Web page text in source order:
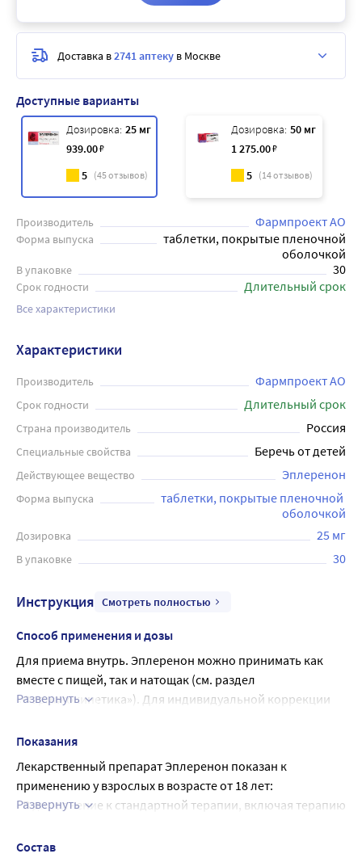
Доступные варианты
Дозировка: 25 мг
939.00₽
5 (45отзывов)
Дозировка: 50 мг
1 275.00₽
5 (14отзывов)
Производитель Фармпроект АО
Форма выпуска
таблетки, покрытые пленочной
оболочкой
В упаковке 30
Срок годности Длительный срок
Все характеристики
Доставка в2741 аптеку в Москве
Характеристики
Производитель Фармпроект АО
Срок годности Длительный срок
Страна производитель Россия
Специальные свойства Беречь от детей
Действующее вещество Эплеренон
Форма выпуска
таблетки, покрытые пленочной
оболочкой
Дозировка 25 мг
В упаковке 30
Инструкция Смотреть полностью
Способ применения и дозы
Для приема внутрь. Эплеренон можно принимать как
вместе с пищей, так и натощак (см. раздел
«Фармакокинетика»). Для индивидуальной коррекции
Максимальная доза составляет 50 мг в сутки.
Пациенты с сердечной недостаточностью после
перенесенного инфаркта миокарда
Рекомендуемая поддерживающая доза составляет 50 мг
один раз в сутки. Лечение следует начинать с дозы 25 мг
один раз в сутки предпочтительно в течение четырех
Развернуть
Показания
Лекарственный препарат Эплеренон показан к
применению у взрослых в возрасте от 18 лет:
• В дополнение к стандартной терапии, включая терапию
сердечно-сосудистой смертности и заболеваемости у
Развернуть
Состав